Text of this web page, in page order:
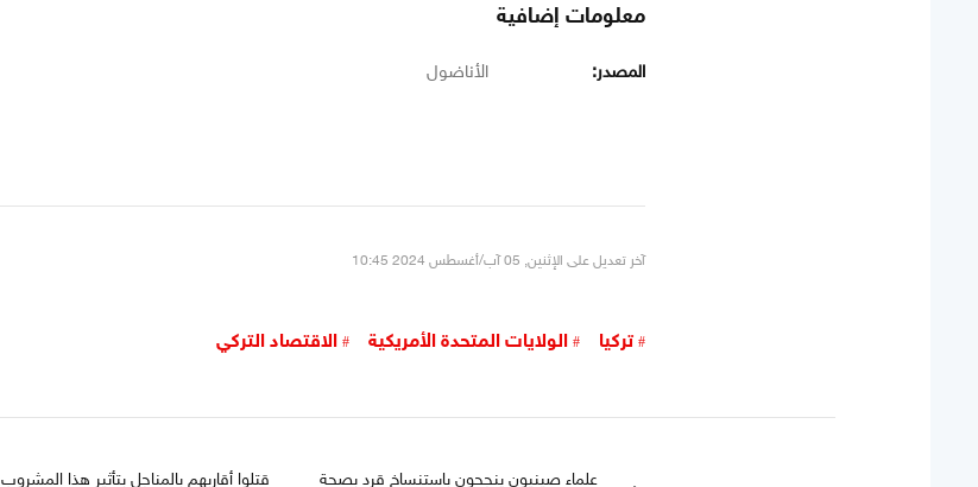
معلومات إضافية
المصدر: الأناضول
آخر تعديل على الإثنين, 05 آب/أغسطس 2024 10:45
تركيا الولايات المتحدة الأمريكية الاقتصاد التركي
علماء صينيون ينجحون باستنساخ قرد بصحة
قتلوا أقاربهم بالمناجل بتأثير هذا المشروب